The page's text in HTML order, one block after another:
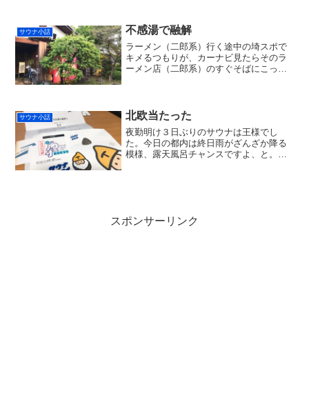
で来ると非日常感があって大いにリフレ
ッシュできましたです。正面...
サウナ小話 不感湯で融解
ラーメン（二郎系）行く途中の埼スポで
キメるつもりが、カーナビ見たらそのラ
ーメン店（二郎系）のすぐそばにこっち
岩盤浴に入った記憶。雨の...
サウナ小話 北欧当たった
夜勤明け３日ぶりのサウナは王様でし
た。今日の都内は終日雨がざんざか降る
模様、露天風呂チャンスですよ、と。い
スポンサーリンク